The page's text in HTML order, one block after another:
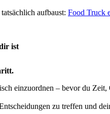
aufbaust: Food Truck
ist
einzuordnen – bevor du
zu treffen und